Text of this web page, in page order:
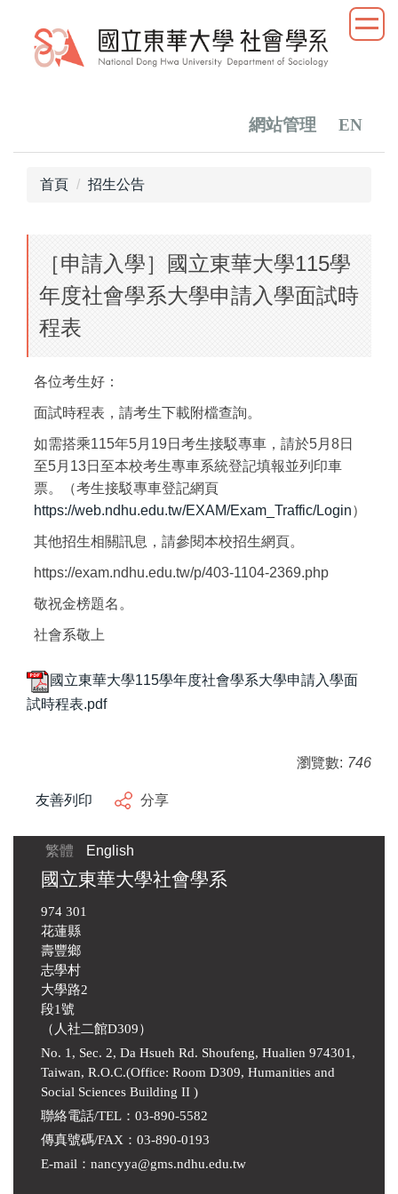
網站管理 EN
首頁 招生公告
［申請入學］國立東華大學115學
年度社會學系大學申請入學面試時
程表
各位考生好：
面試時程表，請考生下載附檔查詢。
如需搭乘115年5月19日考生接駁專車，請於5月8日
至5月13日至本校考生專車系統登記填報並列印車
票。（考生接駁專車登記網頁
https://web.ndhu.edu.tw/EXAM/Exam_Traffic/Login）
其他招生相關訊息，請參閱本校招生網頁。
https://exam.ndhu.edu.tw/p/403-1104-2369.php
敬祝金榜題名。
社會系敬上
國立東華大學115學年度社會學系大學申請入學面
試時程表.pdf
瀏覽數: 746
友善列印 分享
繁體 English
國立東華大學社會學系
974 301
花蓮縣
壽豐鄉
志學村
大學路2
段1號
（人社二館D309）
No. 1, Sec. 2, Da Hsueh Rd. Shoufeng, Hualien 974301,
Taiwan, R.O.C.(Office: Room D309, Humanities and
Social Sciences Building II )
聯絡電話/TEL：03-890-5582
傳真號碼/FAX：03-890-0193
E-mail ： nancyya@gms.ndhu.edu.tw